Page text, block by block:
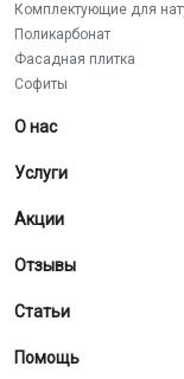
Комплектующие для
Поликарбонат
Фасадная плитка
Софиты
О нас
Услуги
Акции
Отзывы
Статьи
Помощь